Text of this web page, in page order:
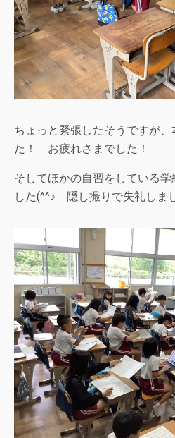
ちょっと緊張したそうですが
た！ お疲れさまでした！
そしてほかの自習をしている
した(^^♪ 隠し撮りで失礼しま